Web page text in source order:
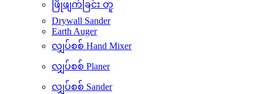
ဖြိုဖျက်ခြင်း တူ
Drywall Sander
Earth Auger
လျှပ်စစ် Hand Mixer
လျှပ်စစ် Planer
လျှပ်စစ် Sander